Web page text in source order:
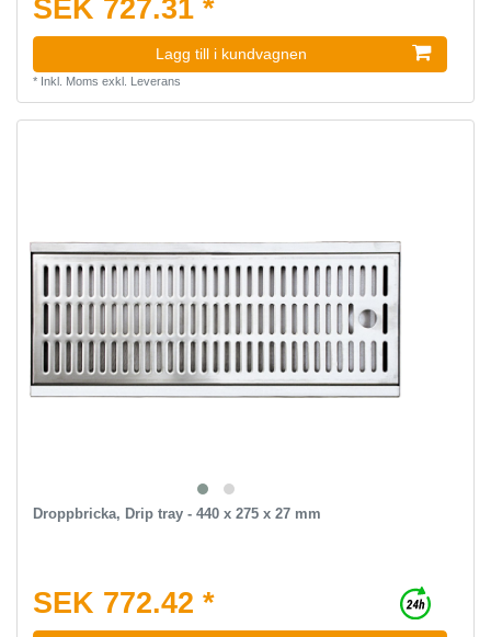
SEK 727.31 *
Lagg till i kundvagnen
* Inkl. Moms exkl. Leverans
Droppbricka, Drip tray - 440 x 275 x 27 mm
SEK 772.42 *